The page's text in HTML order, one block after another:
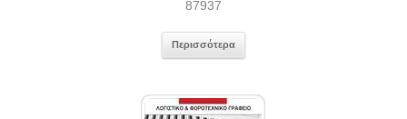
87937
Περισσότερα